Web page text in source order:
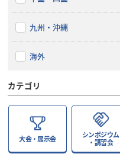
九州・沖縄
海外
カテゴリ
大会・展示会
シンポジウム
・講習会